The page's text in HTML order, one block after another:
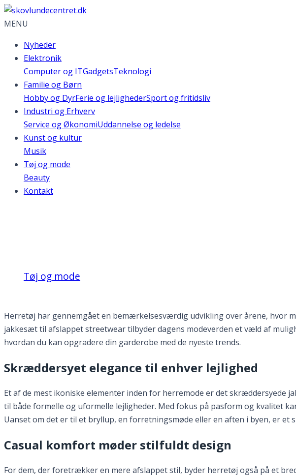
MENU
Nyheder
Elektronik
Computer og ITGadgetsTeknologi
Familie og Børn
Hobby og DyrFerie og lejlighederSport og fritidsliv
Industri og Erhverv
Service og ØkonomiUddannelse og ledelse
Kunst og kultur
Musik
Tøj og mode
Beauty
Kontakt
Tøj og mode
Herretøj har gennemgået en bemærkelsesværdig udvikling over årene, hvor
jakkesæt til afslappet streetwear tilbyder dagens modeverden et væld af
hvordan du kan opgradere din garderobe med de nyeste trends.
Skræddersyet elegance til enhver lejlighed
Et af de mest ikoniske elementer inden for herremode er det skræddersyede
til både formelle og uformelle lejligheder. Med fokus på pasform og kvalitet
Uanset om det er til et bryllup, en forretningsmøde eller en aften i byen, er
Casual komfort møder stilfuldt design
For dem, der foretrækker en mere afslappet stil, byder herretøj også på et